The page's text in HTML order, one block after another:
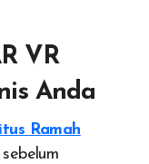
VR
Anda
Ramah